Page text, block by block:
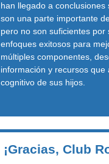
han llegado a
son una parte importante
pero no son suficientes
enfoques exitosos para
múltiples componentes,
información y recursos
cognitivo de sus hijos.
¡Gracias, Club